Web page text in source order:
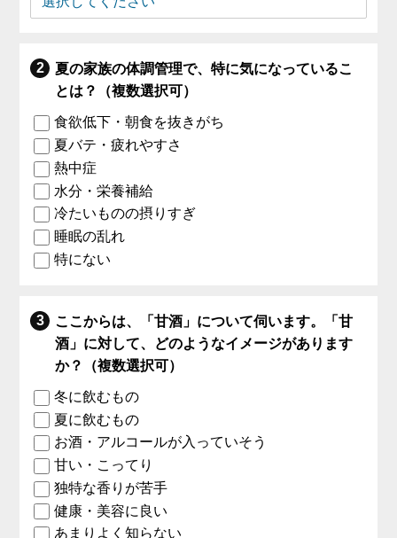
夏の家族の体調管理で、特に気になっているこ
とは？（複数選択可）
食欲低下・朝食を抜きがち
夏バテ・疲れやすさ
熱中症
水分・栄養補給
冷たいものの摂りすぎ
睡眠の乱れ
特にない
ここからは、「甘酒」について伺います。「甘
酒」に対して、どのようなイメージがあります
か？（複数選択可）
冬に飲むもの
夏に飲むもの
お酒・アルコールが入っていそう
甘い・こってり
独特な香りが苦手
健康・美容に良い
あまりよく知らない